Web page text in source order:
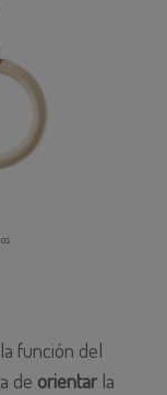
función del
de orientarla